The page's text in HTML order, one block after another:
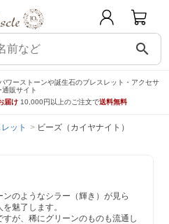
search
ワーストーンや誕生石のブレスレット・アクセサ
通販サイト
届け 10,000円以上のご注文で送料無料
ット ビーズ（カイヤナイト）
のようなシラー（輝き）が見ら
魅了します。
が、稀にグリーンのものも流通し